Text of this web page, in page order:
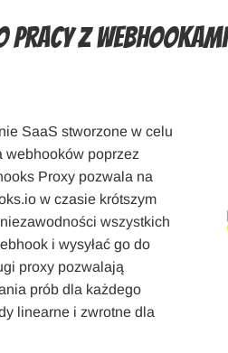
pracy z webhookami
SaaS stworzone w celu
webhooków poprzez
Proxy pozwala na
w czasie krótszym
wszystkich
i wysyłać go do
proxy pozwalają
prób dla każdego
linearne i zwrotne dla